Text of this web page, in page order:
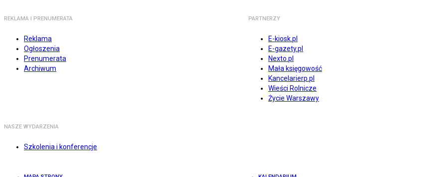
REKLAMA I PRENUMERATA
Reklama
Ogłoszenia
Prenumerata
Archiwum
PARTNERZY
E-kiosk.pl
E-gazety.pl
Nexto.pl
Mała księgowość
Kancelarierp.pl
Wieści Rolnicze
Życie Warszawy
NASZE WYDARZENIA
Szkolenia i konferencje